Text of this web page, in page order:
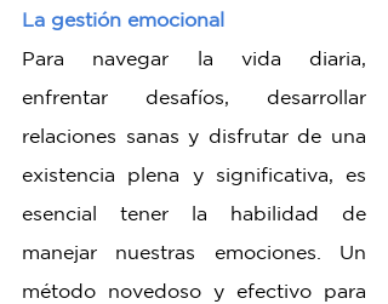
La gestión emocional
Para navegar la vida diaria,
enfrentar desafíos, desarrollar
relaciones sanas y disfrutar de una
existencia plena y significativa, es
esencial tener la habilidad de
manejar nuestras emociones. Un
método novedoso y efectivo para